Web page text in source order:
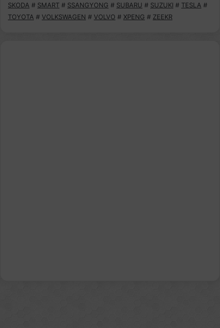
SKODA # SMART # SSANGYONG # SUBARU # SUZUKI # TESLA #
TOYOTA # VOLKSWAGEN # VOLVO # XPENG # ZEEKR